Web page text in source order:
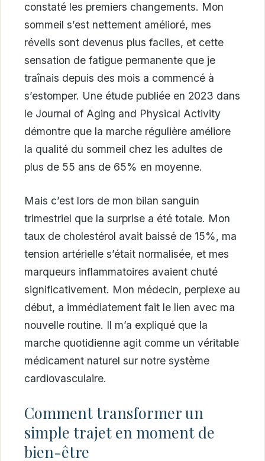
constaté les premiers changements. Mon
sommeil s’est nettement amélioré, mes
réveils sont devenus plus faciles, et cette
sensation de fatigue permanente que je
traînais depuis des mois a commencé à
s’estomper. Une étude publiée en 2023 dans
le Journal of Aging and Physical Activity
démontre que la marche régulière améliore
la qualité du sommeil chez les adultes de
plus de 55 ans de 65% en moyenne.
Mais c’est lors de mon bilan sanguin
trimestriel que la surprise a été totale. Mon
taux de cholestérol avait baissé de 15%, ma
tension artérielle s’était normalisée, et mes
marqueurs inflammatoires avaient chuté
significativement. Mon médecin, perplexe au
début, a immédiatement fait le lien avec ma
nouvelle routine. Il m’a expliqué que la
marche quotidienne agit comme un véritable
médicament naturel sur notre système
cardiovasculaire.
Comment transformer un
simple trajet en moment de
bien-être